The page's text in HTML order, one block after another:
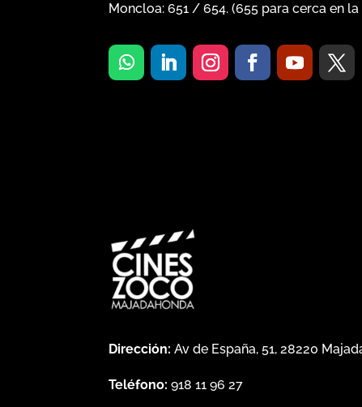
Moncloa:651 /654. (655 para cerca en
Dirección: Av de España, 51, 28220
Teléfono: 918 11 96 27